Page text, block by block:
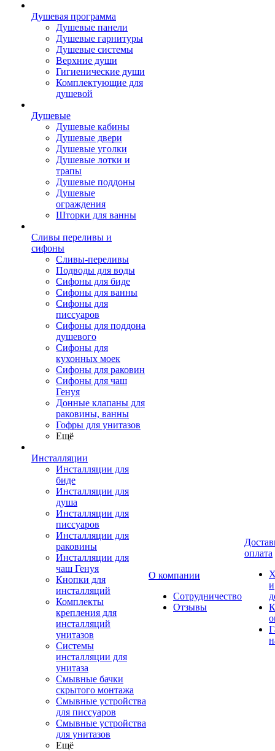
Душевая программа
Душевые панели
Душевые гарнитуры
Душевые системы
Верхние души
Гигиенические души
Комплектующие для
душевой
Душевые
Душевые кабины
Душевые двери
Душевые уголки
Душевые лотки и
трапы
Душевые поддоны
Душевые
ограждения
Шторки для ванны
Сливы переливы и
сифоны
Сливы-переливы
Подводы для воды
Сифоны для биде
Сифоны для ванны
Сифоны для
писсуаров
Сифоны для поддона
душевого
Сифоны для
кухонных моек
Сифоны для раковин
Сифоны для чаш
Генуя
Донные клапаны для
раковины, ванны
Гофры для унитазов
Ещё
Инсталляции
Инсталляции для
биде
Инсталляции для
душа
Инсталляции для
писсуаров
Инсталляции для
раковины
Инсталляции для
чаш Генуя
Кнопки для
инсталляций
Комплекты
крепления для
инсталляций
унитазов
Системы
инсталляции для
унитаза
Смывные бачки
скрытого монтажа
Смывные устройства
для писсуаров
Смывные устройства
для унитазов
Ещё
О компании
Сотрудничество
Отзывы
оплата
и